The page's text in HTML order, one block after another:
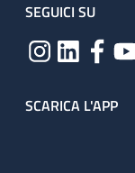
SEGUICI SU
SCARICA L'APP